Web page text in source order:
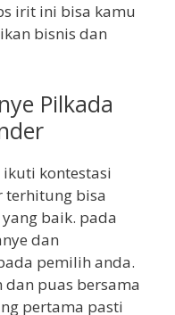
irit ini bisa kamu
bisnis dan
Pilkada
ikuti kontestasi
terhitung bisa
baik. pada
dan
pemilih anda.
dan puas bersama
pertama pasti